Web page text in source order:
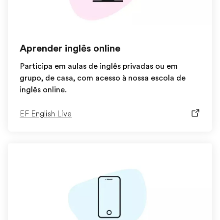
Aprender inglês online
Participa em aulas de inglês privadas ou em
grupo, de casa, com acesso à nossa escola de
inglês online.
EF English Live